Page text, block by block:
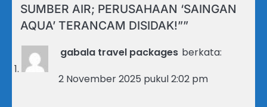
SUMBER AIR; PERUSAHAAN ‘SAINGAN
AQUA’ TERANCAM DISIDAK!””
gabala travel packages berkata:
2 November 2025 pukul 2:02 pm